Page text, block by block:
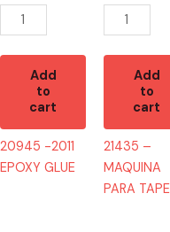
Add
to
cart
20945 -2011
EPOXY GLUE
Add
to
cart
21435 –
MAQUINA
PARA TAPE